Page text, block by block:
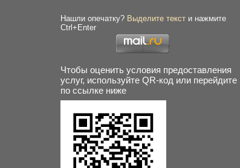
Нашли опечатку? Выделите текст и нажмите
Ctrl+Enter
Чтобы оценить условия предоставления
услуг, используйте QR-код или перейдите
по ссылке ниже